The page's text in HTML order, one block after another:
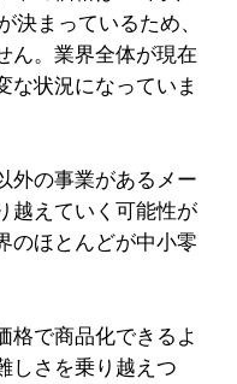
決まっているため、
ん。業界全体が現在
な状況になっていま
外の事業があるメー
越えていく可能性が
のほとんどが中小零
格で商品化できるよ
しさを乗り越えつ